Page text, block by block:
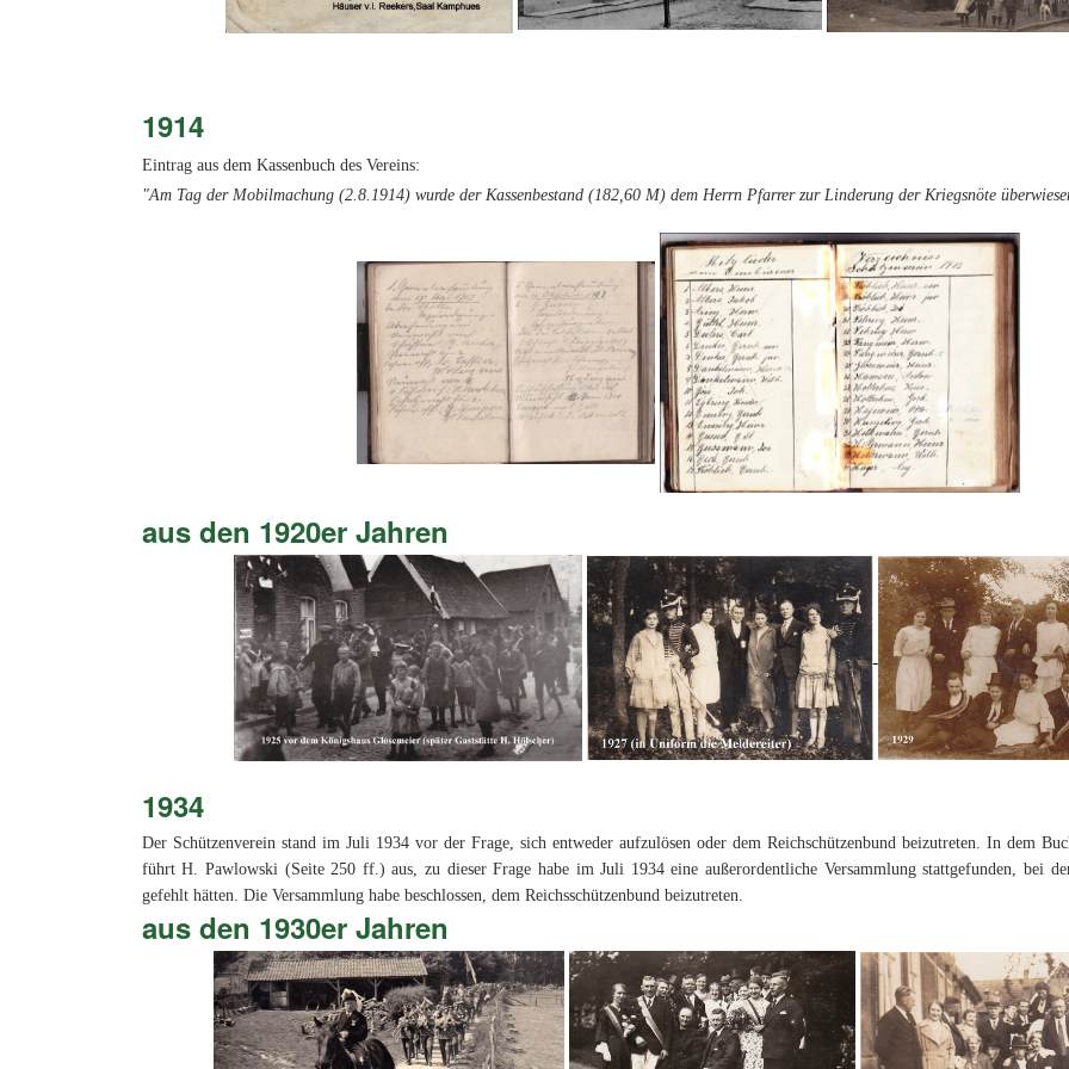
1914
Eintrag aus dem Kassenbuch des Vereins:
"Am Tag der Mobilmachung (2.8.1914) wurde der Kassenbestand (182,60 M) dem Herrn Pfarrer zur Linderung der Kriegsnöte
aus den 1920er Jahren
1934
Der Schützenverein stand im Juli 1934 vor der Frage, sich entweder aufzulösen oder dem Reichschützenbund beizutreten. In dem
führt H. Pawlowski (Seite 250 ff.) aus, zu dieser Frage habe im Juli 1934 eine außerordentliche Versammlung stattgefunden, bei
gefehlt hätten. Die Versammlung habe beschlossen, dem Reichsschützenbund beizutreten.
aus den 1930er Jahren